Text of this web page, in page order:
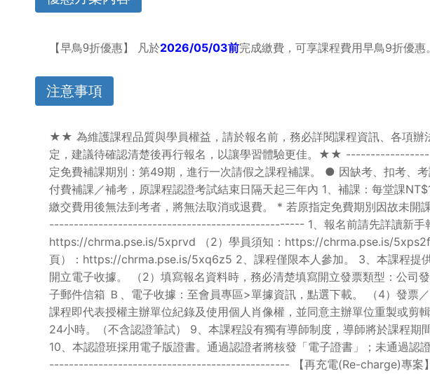
【早鳥9折優惠】 凡於2026/05/03前完成繳費，可享課程費用早鳥9折優惠。
注意事項
★★ 為維護課程品質與學員權益，請於報名前，務必詳閱課程資訊、各項辦
定，建議待確認清楚後再行報名，以讓學習體驗更佳。★★
定免費補課期別：第49期，進行一次請假之課程補課。 ● 因缺考、扣考、
付費補課／補考，原課程認證考試結束日隔天起三年內 1、補課：每堂課
繳交費用後無法到考者，將無法取消或退費。 * 若原指定免費期別因故
---------------------------------------------------- 1、報名前請先詳讀新手報名
https://chrma.pse.is/5xprvd （2）學員須知：https://chrma.pse.is/
頁）：https://chrma.pse.is/5xq6z5 2、課程僅限本人參加。 3、本課程提
開立電子收據。 （2）填寫報名資料時，務必清楚填寫開立發票類型：公司
子郵件信箱 Ｂ、電子收據：至會員專區>單據資訊，點選下載。 （4）發票
課程即代表授權主辦單位紀錄及使用個人肖像權，並同意主辦單位重製或剪
24小時。（不含認證筆試） 9、本課程設有獨有導師制度，導師將於課程期
10、本認證班採用電子版證書。通過認證者將核發「電子證書」；未通
------------------------------------------------- 【再充電(Re-charge)專案】 適